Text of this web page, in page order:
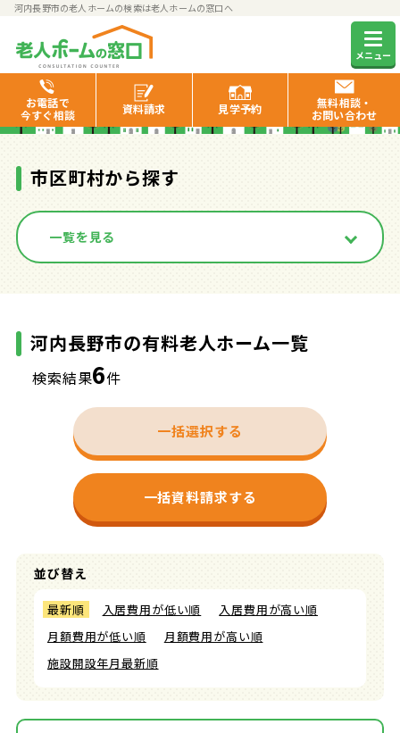
河内長野市の老人ホームの検索は老人ホームの窓口へ
メニュー
お電話で
今すぐ相談
資料請求 見学予約
無料相談・
お問い合わせ
河内長野市の有料老人ホーム一
覧
市区町村から探す
一覧を見る
河内長野市の有料老人ホーム一覧
検索結果6件
一括選択する
一括資料請求する
並び替え
最新順 入居費用が低い順
入居費用が高い順
月額費用が低い順
月額費用が高い順
施設開設年月最新順